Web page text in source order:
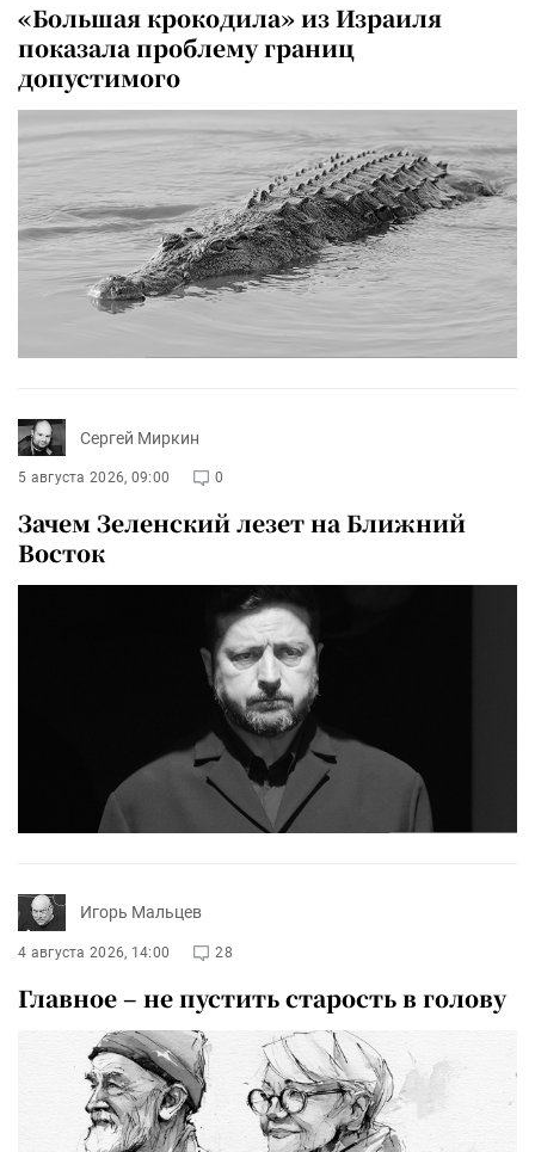
«Большая крокодила» из Израиля
показала проблему границ
допустимого
Сергей Миркин
5 августа 2026, 09:00 0
Зачем Зеленский лезет на Ближний
Восток
Игорь Мальцев
4 августа 2026, 14:00 28
Главное – не пустить старость в голову